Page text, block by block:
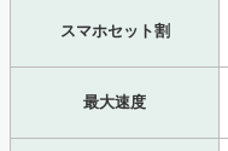
スマホセット割
最大速度